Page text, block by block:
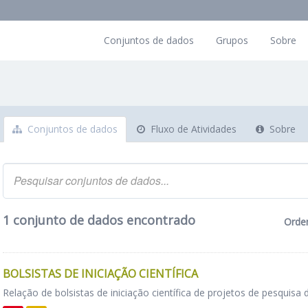
Conjuntos de dados Grupos Sobre
Conjuntos de dados Fluxo de Atividades Sobre
1 conjunto de dados encontrado
BOLSISTAS DE INICIAÇÃO CIENTÍFICA
Relação de bolsistas de iniciação científica de projetos de pesquisa